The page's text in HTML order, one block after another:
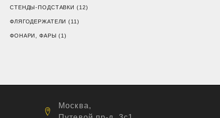
СТЕНДЫ-ПОДСТАВКИ (12)
ФЛЯГОДЕРЖАТЕЛИ (11)
ФОНАРИ, ФАРЫ (1)
Москва,